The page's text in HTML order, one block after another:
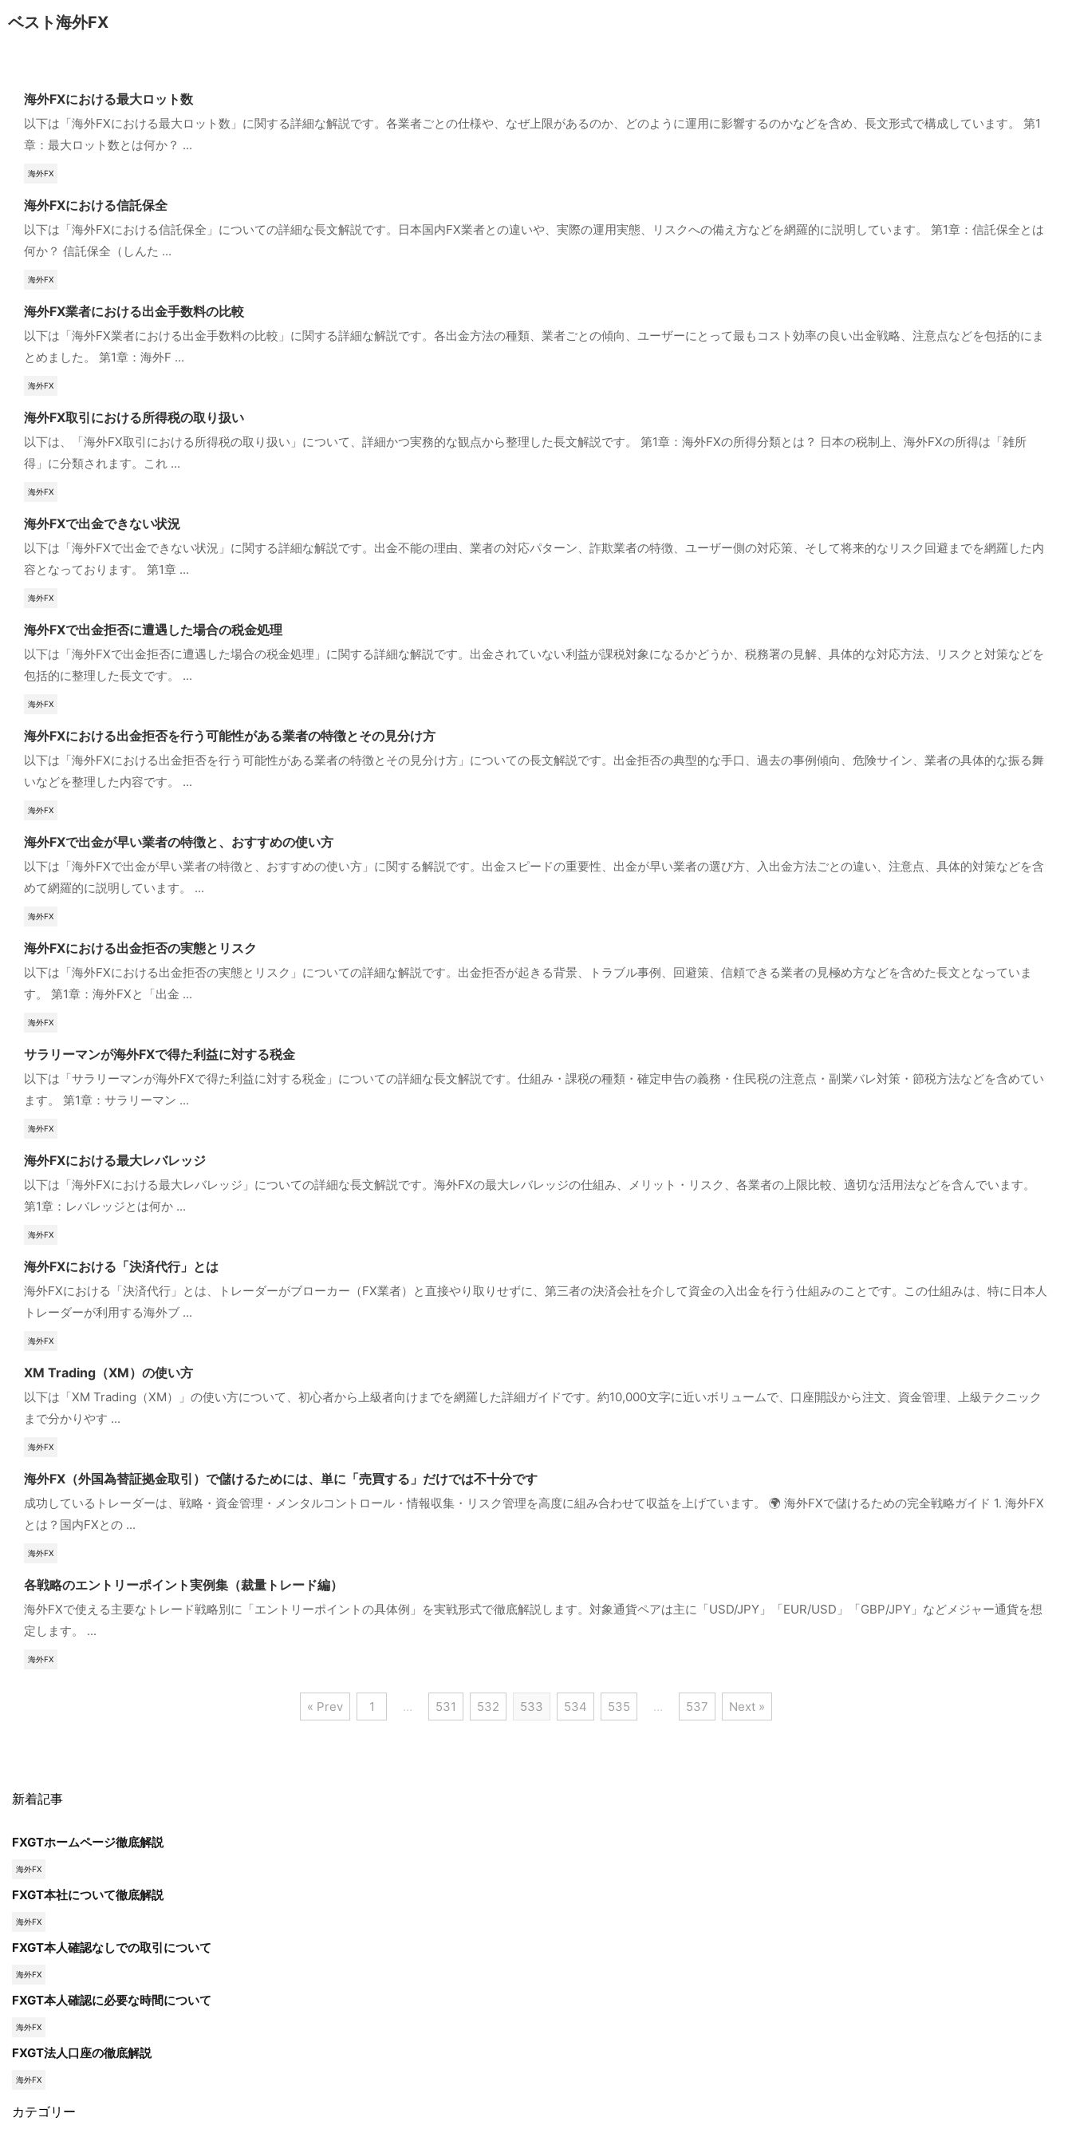
ベスト海外FX
海外FXにおける最大ロット数
以下は「海外FXにおける最大ロット数」に関する詳細な解説です。各業者ごとの仕様や、なぜ上限があるのか、どのように運用に影響するのかなどを含め、長文形式で構成しています。 第1
章：最大ロット数とは何か？ ...
海外FX
海外FXにおける信託保全
以下は「海外FXにおける信託保全」についての詳細な長文解説です。日本国内FX業者との違いや、実際の運用実態、リスクへの備え方などを網羅的に説明しています。 第1章：信託保全とは
何か？ 信託保全（しんた ...
海外FX
海外FX業者における出金手数料の比較
以下は「海外FX業者における出金手数料の比較」に関する詳細な解説です。各出金方法の種類、業者ごとの傾向、ユーザーにとって最もコスト効率の良い出金戦略、注意点などを包括的にま
とめました。 第1章：海外F ...
海外FX
海外FX取引における所得税の取り扱い
以下は、「海外FX取引における所得税の取り扱い」について、詳細かつ実務的な観点から整理した長文解説です。 第1章：海外FXの所得分類とは？ 日本の税制上、海外FXの所得は「雑所
得」に分類されます。これ ...
海外FX
海外FXで出金できない状況
以下は「海外FXで出金できない状況」に関する詳細な解説です。出金不能の理由、業者の対応パターン、詐欺業者の特徴、ユーザー側の対応策、そして将来的なリスク回避までを網羅した内
容となっております。 第1章 ...
海外FX
海外FXで出金拒否に遭遇した場合の税金処理
以下は「海外FXで出金拒否に遭遇した場合の税金処理」に関する詳細な解説です。出金されていない利益が課税対象になるかどうか、税務署の見解、具体的な対応方法、リスクと対策などを
包括的に整理した長文です。 ...
海外FX
海外FXにおける出金拒否を行う可能性がある業者の特徴とその見分け方
以下は「海外FXにおける出金拒否を行う可能性がある業者の特徴とその見分け方」についての長文解説です。出金拒否の典型的な手口、過去の事例傾向、危険サイン、業者の具体的な振る舞
いなどを整理した内容です。 ...
海外FX
海外FXで出金が早い業者の特徴と、おすすめの使い方
以下は「海外FXで出金が早い業者の特徴と、おすすめの使い方」に関する解説です。出金スピードの重要性、出金が早い業者の選び方、入出金方法ごとの違い、注意点、具体的対策などを含
めて網羅的に説明しています。 ...
海外FX
海外FXにおける出金拒否の実態とリスク
以下は「海外FXにおける出金拒否の実態とリスク」についての詳細な解説です。出金拒否が起きる背景、トラブル事例、回避策、信頼できる業者の見極め方などを含めた長文となっていま
す。 第1章：海外FXと「出金 ...
海外FX
サラリーマンが海外FXで得た利益に対する税金
以下は「サラリーマンが海外FXで得た利益に対する税金」についての詳細な長文解説です。仕組み・課税の種類・確定申告の義務・住民税の注意点・副業バレ対策・節税方法などを含めてい
ます。 第1章：サラリーマン ...
海外FX
海外FXにおける最大レバレッジ
以下は「海外FXにおける最大レバレッジ」についての詳細な長文解説です。海外FXの最大レバレッジの仕組み、メリット・リスク、各業者の上限比較、適切な活用法などを含んでいます。
第1章：レバレッジとは何か ...
海外FX
海外FXにおける「決済代行」とは
海外FXにおける「決済代行」とは、トレーダーがブローカー（FX業者）と直接やり取りせずに、第三者の決済会社を介して資金の入出金を行う仕組みのことです。この仕組みは、特に日本人
トレーダーが利用する海外ブ ...
海外FX
XM Trading（XM）の使い方
以下は「XM Trading（XM）」の使い方について、初心者から上級者向けまでを網羅した詳細ガイドです。約10,000文字に近いボリュームで、口座開設から注文、資金管理、上級テクニック
まで分かりやす ...
海外FX
海外FX（外国為替証拠金取引）で儲けるためには、単に「売買する」だけでは不十分です
成功しているトレーダーは、戦略・資金管理・メンタルコントロール・情報収集・リスク管理を高度に組み合わせて収益を上げています。 🌍 海外FXで儲けるための完全戦略ガイド 1. 海外FX
とは？国内FXとの ...
海外FX
各戦略のエントリーポイント実例集（裁量トレード編）
海外FXで使える主要なトレード戦略別に「エントリーポイントの具体例」を実戦形式で徹底解説します。対象通貨ペアは主に「USD/JPY」「EUR/USD」「GBP/JPY」などメジャー通貨を想
定します。 ...
海外FX
« Prev 1 … 531 532 533 534 535 … 537 Next »
新着記事
FXGTホームページ徹底解説
海外FX
FXGT本社について徹底解説
海外FX
FXGT本人確認なしでの取引について
海外FX
FXGT本人確認に必要な時間について
海外FX
FXGT法人口座の徹底解説
海外FX
カテゴリー